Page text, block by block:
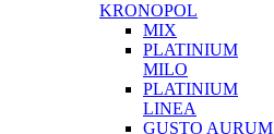
KRONOPOL
MIX
PLATINIUM
MILO
PLATINIUM
LINEA
GUSTO AURUM